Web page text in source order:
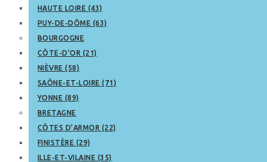
HAUTE LOIRE (43)
PUY-DE-DÔME (63)
BOURGOGNE
CÔTE-D’OR (21)
NIÈVRE (58)
SAÔNE-ET-LOIRE (71)
YONNE (89)
BRETAGNE
CÔTES D’ARMOR (22)
FINISTÈRE (29)
ILLE-ET-VILAINE (35)